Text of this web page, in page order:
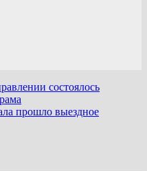
состоялось
прошло выездное